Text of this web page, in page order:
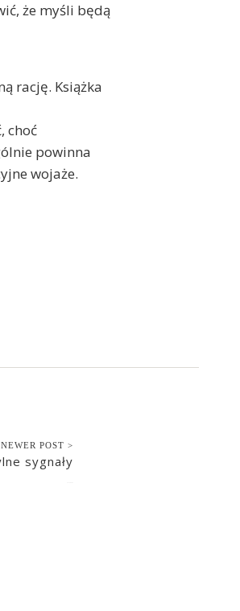
że myśli będą
rację. Książka
choć
powinna
wojaże.
NEWER POST >
sygnały